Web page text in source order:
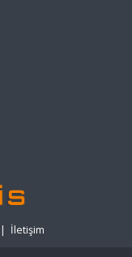
| İletişim